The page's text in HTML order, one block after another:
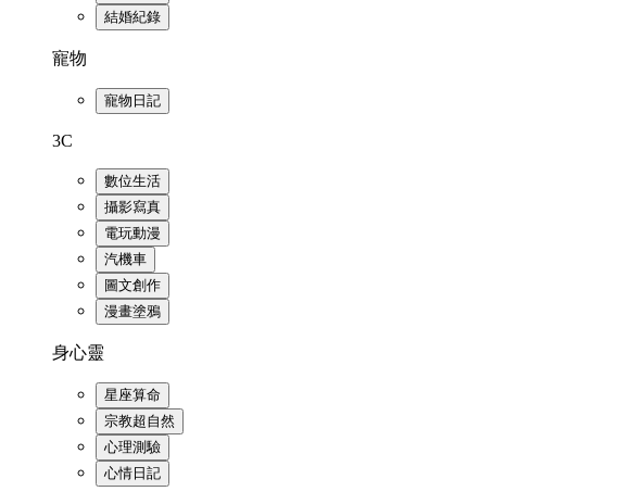
結婚紀錄
寵物
寵物日記
3C
數位生活
攝影寫真
電玩動漫
汽機車
圖文創作
漫畫塗鴉
身心靈
星座算命
宗教超自然
心理測驗
心情日記